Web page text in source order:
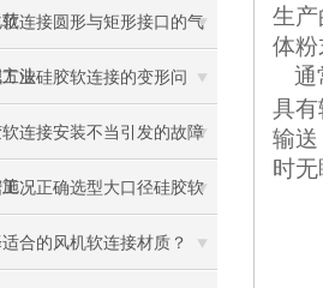
连接圆形与矩形接口的气
法
业硅胶软连接的变形问
连接安装不当引发的故障
况正确选型大口径硅胶软
合的风机软连接材质？
生产
体
通
具
输
时无